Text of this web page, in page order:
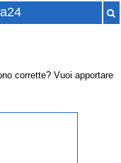
corrette? Vuoi apportare